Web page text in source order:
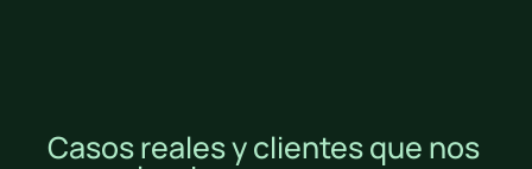
Casos reales y clientes que nos